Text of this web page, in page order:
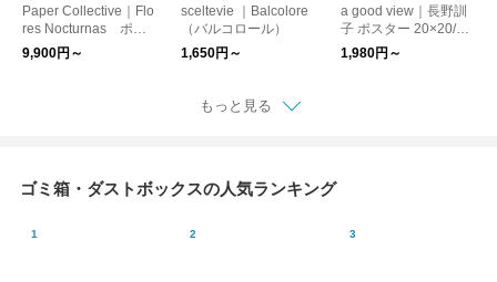
Paper Collective｜Flo
res Nocturnas ポス
ター 30×40/50×70
【お取り寄せ】
9,900円～
sceltevie ｜Balcolore
（バルコロール）
1,650円～
a good view｜長野訓
子 ポスター 20×20/30
×30 バタフライ/オリ
ーブ【お取り寄せ】
1,980円～
もっと見る
ゴミ箱・ダストボックスの人気ランキング